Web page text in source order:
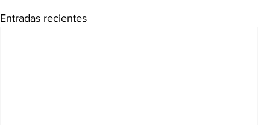
Entradas recientes